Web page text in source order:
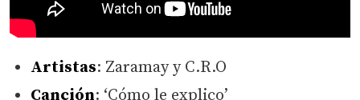
Artistas: Zaramay y C.R.O
Canción: ‘Cómo le explico’